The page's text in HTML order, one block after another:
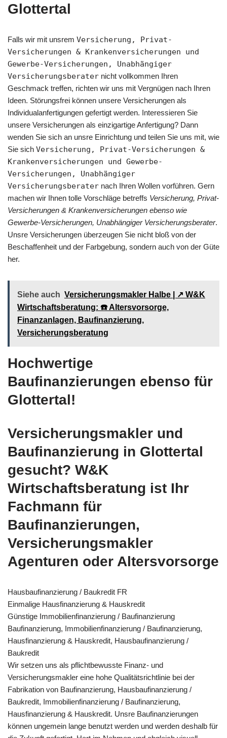
Glottertal
Falls wir mit unsrem Versicherung, Privat-
Versicherungen & Krankenversicherungen und
Gewerbe-Versicherungen, Unabhängiger
Versicherungsberater nicht vollkommen Ihren
Geschmack treffen, richten wir uns mit Vergnügen nach Ihren
Ideen. Störungsfrei können unsere Versicherungen als
Individualanfertigungen gefertigt werden. Interessieren Sie
unsere Versicherungen als einzigartige Anfertigung? Dann
wenden Sie sich an unsre Einrichtung und teilen Sie uns mit, wie
Sie sich Versicherung, Privat-Versicherungen &
Krankenversicherungen und Gewerbe-
Versicherungen, Unabhängiger
Versicherungsberater nach Ihren Wollen vorführen. Gern
machen wir Ihnen tolle Vorschläge betreffs Versicherung, Privat-
Versicherungen & Krankenversicherungen ebenso wie
Gewerbe-Versicherungen, Unabhängiger Versicherungsberater.
Unsre Versicherungen überzeugen Sie nicht bloß von der
Beschaffenheit und der Farbgebung, sondern auch von der Güte
her.
Siehe auch Versicherungsmakler Halbe | ↗️ W&K
Wirtschaftsberatung: ☎️ Altersvorsorge,
Finanzanlagen, Baufinanzierung,
Versicherungsberatung
Hochwertige
Baufinanzierungen ebenso für
Glottertal!
Versicherungsmakler und
Baufinanzierung in Glottertal
gesucht? W&K
Wirtschaftsberatung ist Ihr
Fachmann für
Baufinanzierungen,
Versicherungsmakler
Agenturen oder Altersvorsorge
Hausbaufinanzierung / Baukredit FR
Einmalige Hausfinanzierung & Hauskredit
Günstige Immobilienfinanzierung / Baufinanzierung
Baufinanzierung, Immobilienfinanzierung / Baufinanzierung,
Hausfinanzierung & Hauskredit, Hausbaufinanzierung /
Baukredit
Wir setzen uns als pflichtbewusste Finanz- und
Versicherungsmakler eine hohe Qualitätsrichtlinie bei der
Fabrikation von Baufinanzierung, Hausbaufinanzierung /
Baukredit, Immobilienfinanzierung / Baufinanzierung,
Hausfinanzierung & Hauskredit. Unsre Baufinanzierungen
können ungemein lange benutzt werden und werden deshalb für